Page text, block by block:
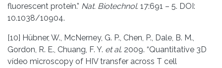
fluorescent protein.” Nat. Biotechnol. 17:691 – 5. DOI:
10.1038/10904.
[10] Hübner, W., McNerney, G. P., Chen, P., Dale, B. M.,
Gordon, R. E., Chuang, F. Y. et al. 2009. “Quantitative 3D
vídeo microscopy of HIV transfer across T cell